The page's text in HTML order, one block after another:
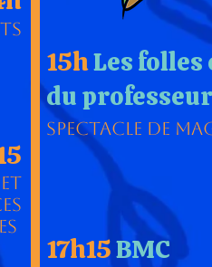
15hLes folles
du
Spectacle de
17h15BMC